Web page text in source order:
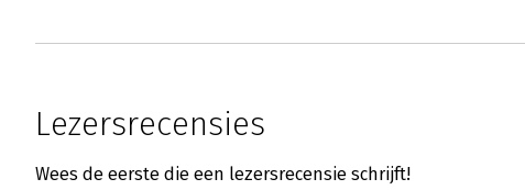
Lezersrecensies
Wees de eerste die een lezersrecensie schrijft!